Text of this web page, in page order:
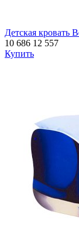
Детская кровать
10 686 12 557
Купить